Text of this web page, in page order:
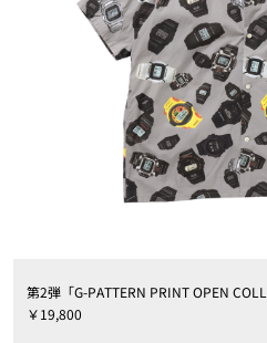
第2弾「G-PATTERN PRINT OPEN
￥19,800